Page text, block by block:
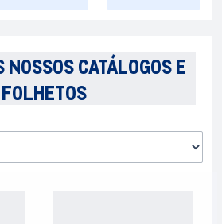
NOSSOS CATÁLOGOS E
FOLHETOS